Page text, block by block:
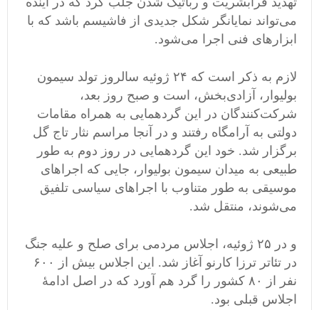
می‌تواند نمایانگر شکل جدیدی از فاشیسم باشد که با
ابزارهای فنی اجرا می‌شود.
لازم به ذکر است که ۲۴ ژوئیه سالروز تولد سیمون
بولیوار، آزادی‌بخش، است و صبح روز بعد،
شرکت‌کنندگان در این گردهمایی به همراه مقامات
دولتی به آرامگاه رفتند و در آنجا مراسم نثار تاج گل‌
برگزار شد. خود این گردهمایی در روز دوم به طور
طبیعی به میدان سیمون بولیوار، جایی که اجراهای
موسیقی به طور متناوب با اجراهای سیاسی تلفیق
می‌شوند، منتقل شد.
و در ۲۵ ژوئیه، اجلاس مردمی برای صلح و علیه جنگ
در تئاتر ترزا کارنو آغاز شد. این اجلاس بیش از ۶۰۰
نفر از ۸۰ کشور را گرد هم آورد که در اصل ادامۀ
اجلاس قبلی بود.